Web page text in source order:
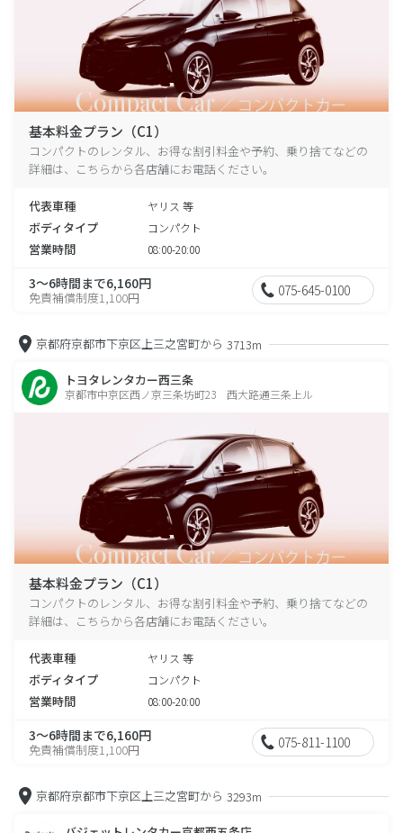
基本料金プラン（C1）
コンパクトのレンタル、お得な割引料金や予約、乗り捨てなどの
詳細は、こちらから各店舗にお電話ください。
代表車種 ヤリス 等
ボディタイプ コンパクト
営業時間 08:00-20:00
3～6時間まで6,160円
免責補償制度1,100円 075-645-0100
京都府京都市下京区上三之宮町から 3713m
トヨタレンタカー西三条
京都市中京区西ノ京三条坊町23 西大路通三条上ル
基本料金プラン（C1）
コンパクトのレンタル、お得な割引料金や予約、乗り捨てなどの
詳細は、こちらから各店舗にお電話ください。
代表車種 ヤリス 等
ボディタイプ コンパクト
営業時間 08:00-20:00
3～6時間まで6,160円
免責補償制度1,100円 075-811-1100
京都府京都市下京区上三之宮町から 3293m